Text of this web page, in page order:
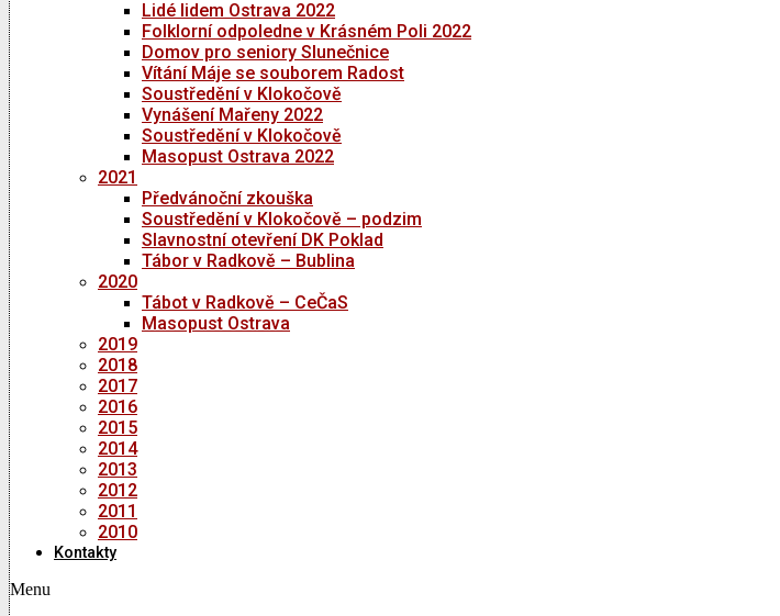
Lidé lidem Ostrava 2022
Folklorní odpoledne v Krásném Poli 2022
Domov pro seniory Slunečnice
Vítání Máje se souborem Radost
Soustředění v Klokočově
Vynášení Mařeny 2022
Soustředění v Klokočově
Masopust Ostrava 2022
2021
Předvánoční zkouška
Soustředění v Klokočově – podzim
Slavnostní otevření DK Poklad
Tábor v Radkově – Bublina
2020
Tábot v Radkově – CeČaS
Masopust Ostrava
2019
2018
2017
2016
2015
2014
2013
2012
2011
2010
Kontakty
Menu